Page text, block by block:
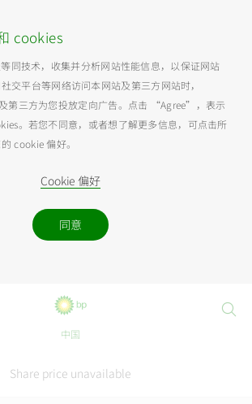
cookies
同技术，收集并分析网站性能信息，以保证网站
交平台等网络访问本网站及第三方网站时，
第三方为您投放定向广告。点击 “Agree”，表示
。若您不同意，或者想了解更多信息，可点击所
cookie 偏好。
Cookie 偏好
同意
中国
Share price unavailable
Search